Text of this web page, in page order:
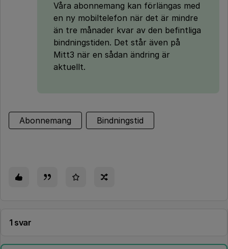
Våra abonnemang kan förlängas med
en ny mobiltelefon när det är mindre
än tre månader kvar av den befintliga
bindningstiden. Det står även på
Mitt3 när en sådan ändring är
aktuellt.
Abonnemang Bindningstid
1 svar